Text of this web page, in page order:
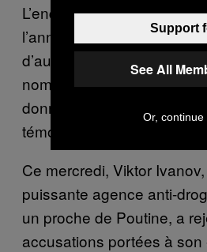
L’enquête a eu lieu entre
l’année dernière. Elle
d’auditions, 62
nombreux documents, et
données par un nombre
témoins.
Ce mercredi, Viktor
puissante agence anti-
un proche de Poutine, a
accusations portées à
Support
See All
Or, continue